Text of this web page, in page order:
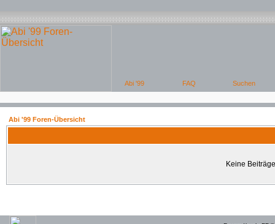
Abi '99 Foren-Übersicht
Keine